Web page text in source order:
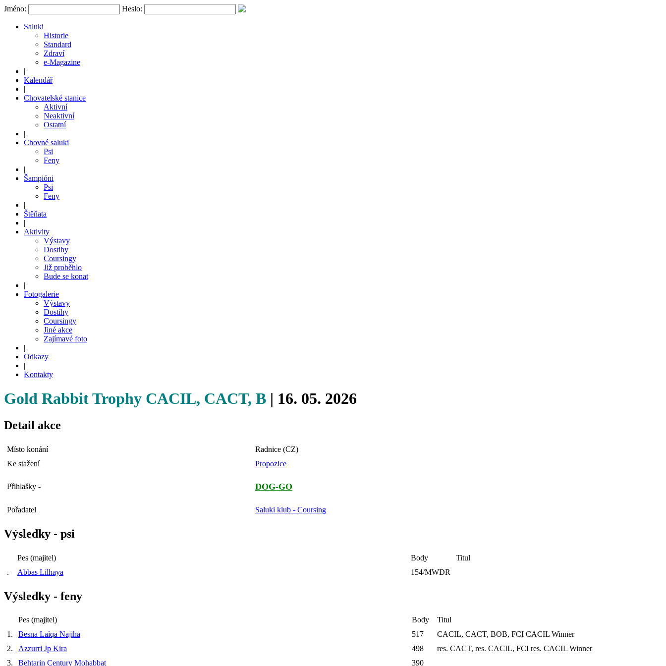
Jméno: Heslo:
Saluki
Historie
Standard
Zdraví
e-Magazine
|
Kalendář
|
Chovatelské stanice
Aktivní
Neaktivní
Ostatní
|
Chovné saluki
Psi
Feny
|
Šampióni
Psi
Feny
|
Štěňata
|
Aktivity
Výstavy
Dostihy
Coursingy
Již proběhlo
Bude se konat
|
Fotogalerie
Výstavy
Dostihy
Coursingy
Jiné akce
Zajímavé foto
|
Odkazy
|
Kontakty
Gold Rabbit Trophy CACIL, CACT, B | 16. 05. 2026
Detail akce
Místo konání
Radnice (CZ)
Ke stažení
Propozice
Přihlašky - DOG-GO
Pořadatel Saluki klub - Coursing
Výsledky - psi
Pes (majitel) Body
Titul
.
Abbas Lilhaya 154/MWDR
Výsledky - feny
Pes (majitel) Body
Titul
1.
Besna Laìqa Najiha 517
CACIL, CACT, BOB, FCI CACIL Winner
2.
Azzurri Jp Kira 498
res. CACT, res. CACIL, FCI res. CACIL Winner
3.
Behtarin Century Mohabbat 390